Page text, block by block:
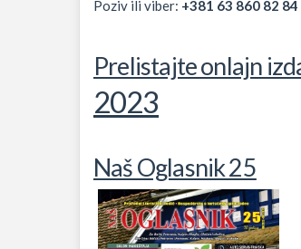
Poziv ili viber: +381 63 860 82 84
Prelistajte onlajn
2023
Naš Oglasnik 25